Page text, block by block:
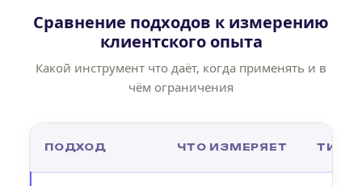
Сравнение подходов к измерению
клиентского опыта
Какой инструмент что даёт, когда применять и в
чём ограничения
ПОДХОД ЧТО ИЗМЕРЯЕТ ТИП